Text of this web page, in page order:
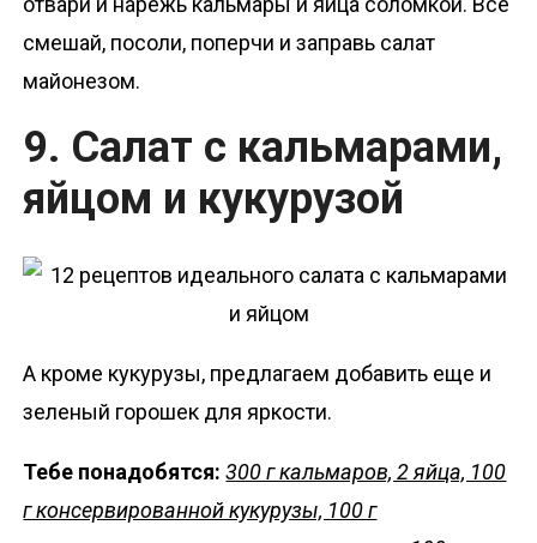
смешай, посоли, поперчи и заправь салат
майонезом.
9. Салат с кальмарами,
яйцом и кукурузой
А кроме кукурузы, предлагаем добавить еще и
зеленый горошек для яркости.
Тебе понадобятся:300 г кальмаров, 2 яйца, 100
г консервированной кукурузы, 100 г